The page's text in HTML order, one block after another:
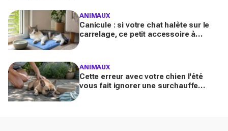
ANIMAUX
Canicule : si votre chat halète sur le
carrelage, ce petit accessoire à
ANIMAUX
Cette erreur avec votre chien l'été
vous fait ignorer une surchauffe